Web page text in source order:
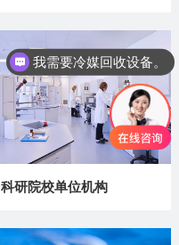
科研院校单位机构
我需要冷媒回收设备。